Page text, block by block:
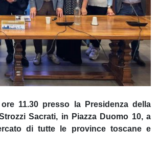
11.30 presso la Presidenza della
Sacrati, in Piazza Duomo 10, a
di tutte le province toscane e